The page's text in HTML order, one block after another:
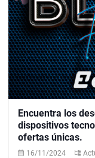
Encuentra los
dispositivos
ofertas únicas.
16/11/2024